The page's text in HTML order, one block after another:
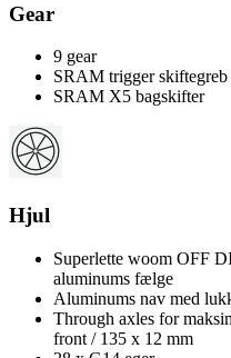
Gear
9 gear
SRAM trigger skiftegreb
SRAM X5 bagskifter
Hjul
Superlette woom OFF
aluminums fælge
Aluminums nav med
Through axles for
front / 135 x 12 mm